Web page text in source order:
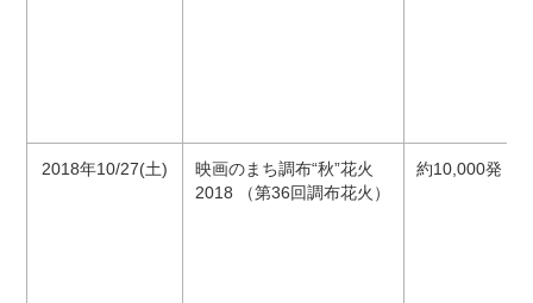
2018年10/27(土)
映画のまち調布“秋”花火
2018 （第36回調布花火）
約10,000発 30